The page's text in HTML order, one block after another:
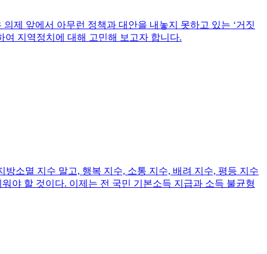
제 앞에서 아무런 정책과 대안을 내놓지 못하고 있는 ‘거짓
여 지역정치에 대해 고민해 보고자 합니다.
소멸 지수 말고, 행복 지수, 소통 지수, 배려 지수, 평등 지수
야 할 것이다. 이제는 전 국민 기본소득 지급과 소득 불균형